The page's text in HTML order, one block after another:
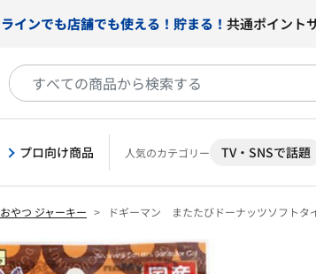
インでも店舗でも使える！貯まる！ 共通ポイント
プロ向け商品 人気のカテゴリー TV・SNSで話題
やつ ジャーキー ドギーマン またたびドーナッツソフトタ